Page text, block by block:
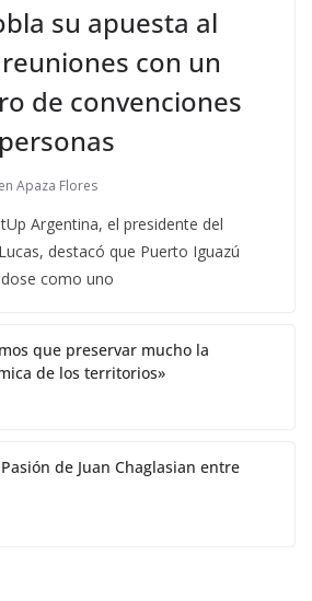
su apuesta al
con un
de convenciones
Apaza Flores
Argentina, el presidente del
destacó que Puerto Iguazú
como uno
que preservar mucho la
de los territorios»
de Juan Chaglasian entre